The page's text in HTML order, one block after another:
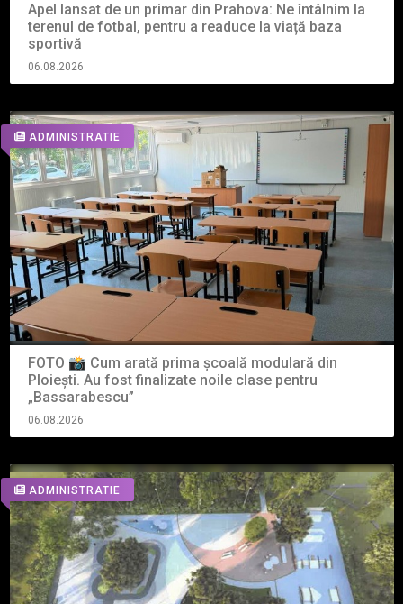
Apel lansat de un primar din Prahova: Ne întâlnim la
terenul de fotbal, pentru a readuce la viață baza
sportivă
06.08.2026
ADMINISTRATIE
FOTO 📸 Cum arată prima școală modulară din
Ploiești. Au fost finalizate noile clase pentru
„Bassarabescu”
06.08.2026
ADMINISTRATIE